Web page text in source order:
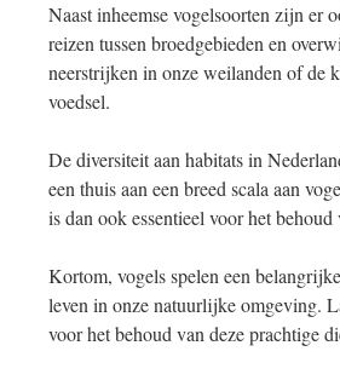
Naast inheemse vogelsoorten zijn er
reizen tussen broedgebieden en
neerstrijken in onze weilanden of de
voedsel.
De diversiteit aan habitats in
een thuis aan een breed scala aan
is dan ook essentieel voor het
Kortom, vogels spelen een
leven in onze natuurlijke omgeving.
voor het behoud van deze prachtige